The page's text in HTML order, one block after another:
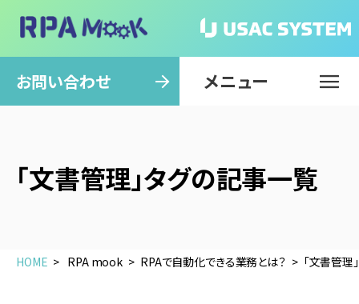
お問い合わせ メニュー
閉じる
「文書管理」タグの記事一覧
HOME RPA mook RPAで自動化できる業務とは？ 「文書管理